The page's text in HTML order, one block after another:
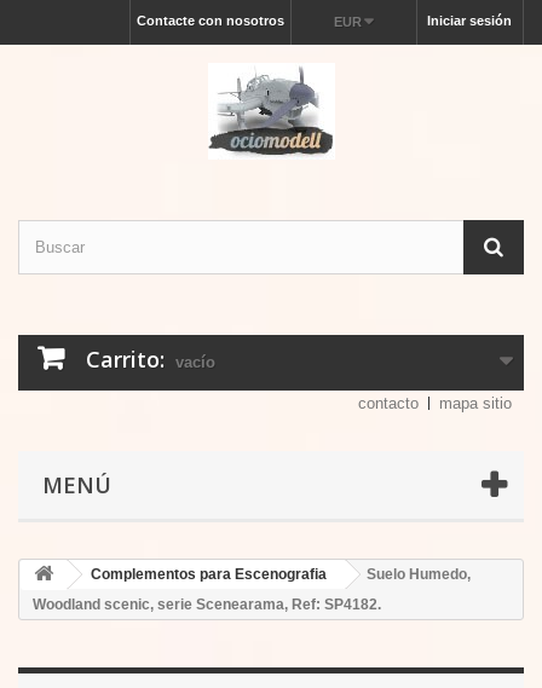
Iniciar sesión
EUR
Contacte con nosotros
Carrito: vacío
contacto mapa sitio
MENÚ
Complementos para Escenografia
Suelo Humedo,
Woodland scenic, serie Scenearama, Ref: SP4182.